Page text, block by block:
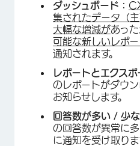
ダッシュボード：
集されたデータ（
大幅な増減があった
可能な新しいレポ
通知されます。
レポートとエクスポ
のレポートがダウ
お知らせします。
回答数が多い / 少な
の回答数が異常に
に通知を受け取り